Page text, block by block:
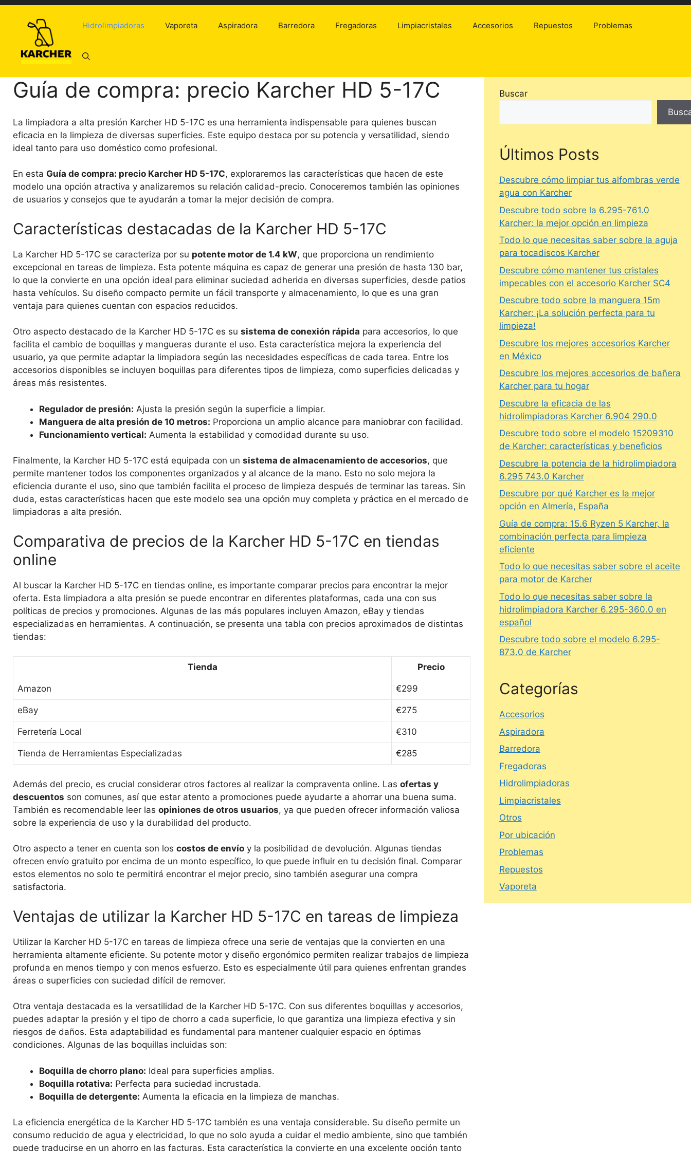
Saltar
contenido
Hidrolimpiadoras Vaporeta Aspiradora Barredora Fregadoras Limpiacristales Accesorios Repuestos Problemas
Guía de compra: precio Karcher HD 5-17C
La limpiadora a alta presión Karcher HD 5-17C es una herramienta indispensable para quienes buscan
eficacia en la limpieza de diversas superficies. Este equipo destaca por su potencia y versatilidad, siendo
ideal tanto para uso doméstico como profesional.
En esta Guía de compra: precio Karcher HD 5-17C, exploraremos las características que hacen de este
modelo una opción atractiva y analizaremos su relación calidad-precio. Conoceremos también las opiniones
de usuarios y consejos que te ayudarán a tomar la mejor decisión de compra.
Características destacadas de la Karcher HD 5-17C
La Karcher HD 5-17C se caracteriza por su potente motor de 1.4 kW, que proporciona un rendimiento
excepcional en tareas de limpieza. Esta potente máquina es capaz de generar una presión de hasta 130 bar,
lo que la convierte en una opción ideal para eliminar suciedad adherida en diversas superficies, desde patios
hasta vehículos. Su diseño compacto permite un fácil transporte y almacenamiento, lo que es una gran
ventaja para quienes cuentan con espacios reducidos.
Otro aspecto destacado de la Karcher HD 5-17C es su sistema de conexión rápida para accesorios, lo que
facilita el cambio de boquillas y mangueras durante el uso. Esta característica mejora la experiencia del
usuario, ya que permite adaptar la limpiadora según las necesidades específicas de cada tarea. Entre los
accesorios disponibles se incluyen boquillas para diferentes tipos de limpieza, como superficies delicadas y
áreas más resistentes.
Regulador de presión: Ajusta la presión según la superficie a limpiar.
Manguera de alta presión de 10 metros: Proporciona un amplio alcance para maniobrar con facilidad.
Funcionamiento vertical: Aumenta la estabilidad y comodidad durante su uso.
Finalmente, la Karcher HD 5-17C está equipada con un sistema de almacenamiento de accesorios, que
permite mantener todos los componentes organizados y al alcance de la mano. Esto no solo mejora la
eficiencia durante el uso, sino que también facilita el proceso de limpieza después de terminar las tareas. Sin
duda, estas características hacen que este modelo sea una opción muy completa y práctica en el mercado de
limpiadoras a alta presión.
Comparativa de precios de la Karcher HD 5-17C en tiendas
online
Al buscar la Karcher HD 5-17C en tiendas online, es importante comparar precios para encontrar la mejor
oferta. Esta limpiadora a alta presión se puede encontrar en diferentes plataformas, cada una con sus
políticas de precios y promociones. Algunas de las más populares incluyen Amazon, eBay y tiendas
especializadas en herramientas. A continuación, se presenta una tabla con precios aproximados de distintas
tiendas:
Tienda Precio
Amazon €299
eBay €275
Ferretería Local €310
Tienda de Herramientas Especializadas €285
Además del precio, es crucial considerar otros factores al realizar la compraventa online. Las ofertas y
descuentos son comunes, así que estar atento a promociones puede ayudarte a ahorrar una buena suma.
También es recomendable leer las opiniones de otros usuarios, ya que pueden ofrecer información valiosa
sobre la experiencia de uso y la durabilidad del producto.
Otro aspecto a tener en cuenta son los costos de envío y la posibilidad de devolución. Algunas tiendas
ofrecen envío gratuito por encima de un monto específico, lo que puede influir en tu decisión final. Comparar
estos elementos no solo te permitirá encontrar el mejor precio, sino también asegurar una compra
satisfactoria.
Ventajas de utilizar la Karcher HD 5-17C en tareas de limpieza
Utilizar la Karcher HD 5-17C en tareas de limpieza ofrece una serie de ventajas que la convierten en una
herramienta altamente eficiente. Su potente motor y diseño ergonómico permiten realizar trabajos de limpieza
profunda en menos tiempo y con menos esfuerzo. Esto es especialmente útil para quienes enfrentan grandes
áreas o superficies con suciedad difícil de remover.
Otra ventaja destacada es la versatilidad de la Karcher HD 5-17C. Con sus diferentes boquillas y accesorios,
puedes adaptar la presión y el tipo de chorro a cada superficie, lo que garantiza una limpieza efectiva y sin
riesgos de daños. Esta adaptabilidad es fundamental para mantener cualquier espacio en óptimas
condiciones. Algunas de las boquillas incluidas son:
Boquilla de chorro plano: Ideal para superficies amplias.
Boquilla rotativa: Perfecta para suciedad incrustada.
Boquilla de detergente: Aumenta la eficacia en la limpieza de manchas.
La eficiencia energética de la Karcher HD 5-17C también es una ventaja considerable. Su diseño permite un
consumo reducido de agua y electricidad, lo que no solo ayuda a cuidar el medio ambiente, sino que también
puede traducirse en un ahorro en las facturas. Esta característica la convierte en una excelente opción tanto
Buscar
Últimos Posts
Descubre cómo limpiar tus alfombras verde
agua con Karcher
Descubre todo sobre la 6.295-761.0
Karcher: la mejor opción en limpieza
Todo lo que necesitas saber sobre la aguja
para tocadiscos Karcher
Descubre cómo mantener tus cristales
impecables con el accesorio Karcher SC4
Descubre todo sobre la manguera 15m
Karcher: ¡La solución perfecta para tu
limpieza!
Descubre los mejores accesorios Karcher
en México
Descubre los mejores accesorios de bañera
Karcher para tu hogar
Descubre la eficacia de las
hidrolimpiadoras Karcher 6.904 290.0
Descubre todo sobre el modelo 15209310
de Karcher: características y beneficios
Descubre la potencia de la hidrolimpiadora
6.295 743.0 Karcher
Descubre por qué Karcher es la mejor
opción en Almería, España
Guía de compra: 15.6 Ryzen 5 Karcher, la
combinación perfecta para limpieza
eficiente
Todo lo que necesitas saber sobre el aceite
para motor de Karcher
Todo lo que necesitas saber sobre la
hidrolimpiadora Karcher 6.295-360.0 en
español
Descubre todo sobre el modelo 6.295-
873.0 de Karcher
Categorías
Accesorios
Aspiradora
Barredora
Fregadoras
Hidrolimpiadoras
Limpiacristales
Otros
Por ubicación
Problemas
Repuestos
Vaporeta